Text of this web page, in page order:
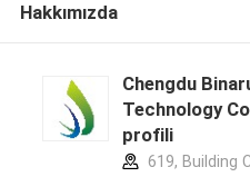
Hakkımızda
Chengdu
Technology
profili
619, Building